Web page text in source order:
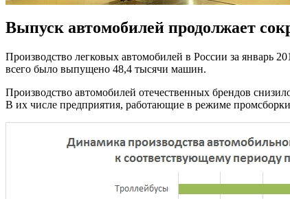
Выпуск автомобилей продолжает
Производство легковых автомобилей в России за январь
всего было выпущено 48,4 тысячи машин.
Производство автомобилей отечественных брендов
В их числе предприятия, работающие в режиме